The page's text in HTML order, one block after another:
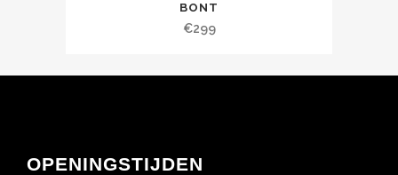
BONT
€299
OPENINGSTIJDEN